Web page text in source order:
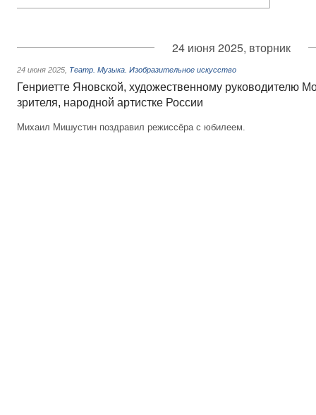
24 июня 2025, вторник
24 июня 2025 Театр. Музыка. Изобразительное искусство
Генриетте Яновской, художественному руководителю
зрителя, народной артистке России
Михаил Мишустин поздравил режиссёра с юбилеем.